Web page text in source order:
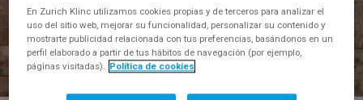
En Zurich Klinc utilizamos cookies propias y de terceros para analizar el
uso del sitio web, mejorar su funcionalidad, personalizar su contenido y
mostrarte publicidad relacionada con tus preferencias, basándonos en un
perfil elaborado a partir de tus hábitos de navegación (por ejemplo,
páginas visitadas). Política de cookies